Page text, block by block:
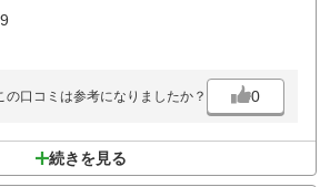
の口コミは参考になりましたか？ 0
続きを見る